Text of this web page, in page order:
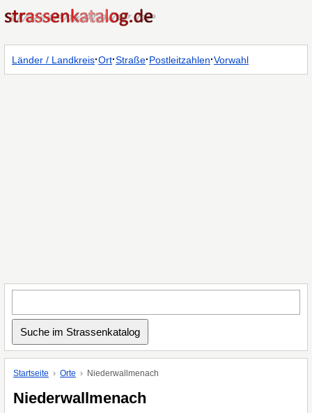
Länder / Landkreis·Ort·Straße·Postleitzahlen·Vorwahl
Startseite Orte Niederwallmenach
Niederwallmenach